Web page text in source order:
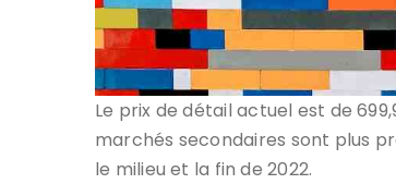
Le prix de détail actuel est de
marchés secondaires sont plus
le milieu et la fin de 2022.